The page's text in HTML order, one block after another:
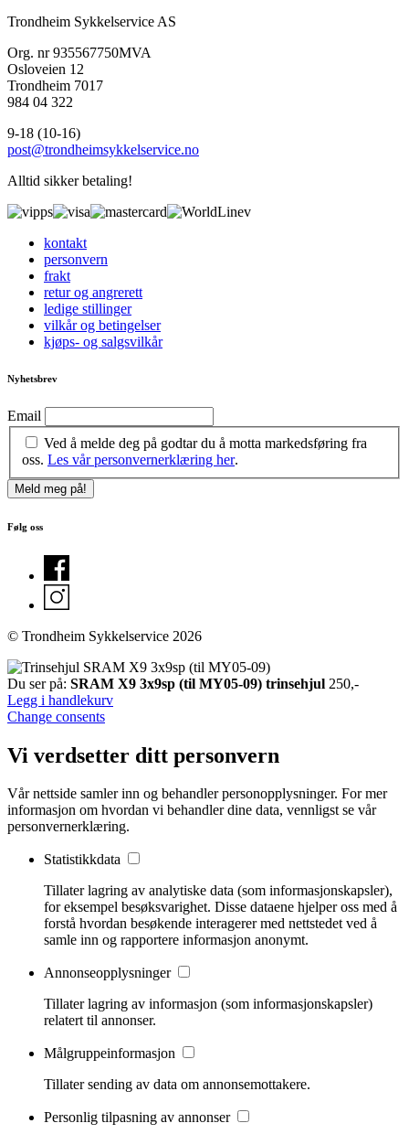
Trondheim Sykkelservice AS
Org. nr 935567750MVA
Osloveien 12
Trondheim 7017
984 04 322
9-18 (10-16)
post@trondheimsykkelservice.no
Alltid sikker betaling!
kontakt
personvern
frakt
retur og angrerett
ledige stillinger
vilkår og betingelser
kjøps- og salgsvilkår
Nyhetsbrev
Email
Ved å melde deg på godtar du å motta markedsføring fra
oss. Les vår personvernerklæring her.
Følg oss
© Trondheim Sykkelservice 2026
Du ser på: SRAM X9 3x9sp (til MY05-09) trinsehjul 250,-
Legg i handlekurv
Change consents
Vi verdsetter ditt personvern
Vår nettside samler inn og behandler personopplysninger. For mer
informasjon om hvordan vi behandler dine data, vennligst se vår
personvernerklæring.
Statistikkdata
Tillater lagring av analytiske data (som informasjonskapsler),
for eksempel besøksvarighet. Disse dataene hjelper oss med å
forstå hvordan besøkende interagerer med nettstedet ved å
samle inn og rapportere informasjon anonymt.
Annonseopplysninger
Tillater lagring av informasjon (som informasjonskapsler)
relatert til annonser.
Målgruppeinformasjon
Tillater sending av data om annonsemottakere.
Personlig tilpasning av annonser